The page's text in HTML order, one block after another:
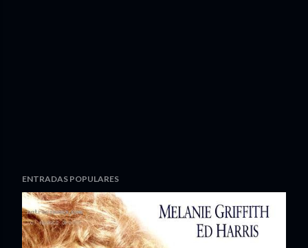
ENTRADAS POPULARES